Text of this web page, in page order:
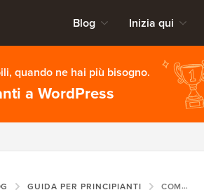
Blog Inizia qui
quando ne hai più bisogno.
a WordPress
GUIDA PER PRINCIPIANTI COME FARE LA RICERCA PER PAROLE CHIAVE PER IL TUO SITO WORDPRESS